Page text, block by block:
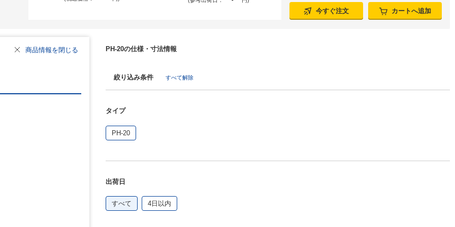
今すぐ注文 カートへ追加
商品情報を閉じる PH-20の仕様・寸法情報
絞り込み条件 すべて解除
タイプ
PH-20
出荷日
すべて 4日以内